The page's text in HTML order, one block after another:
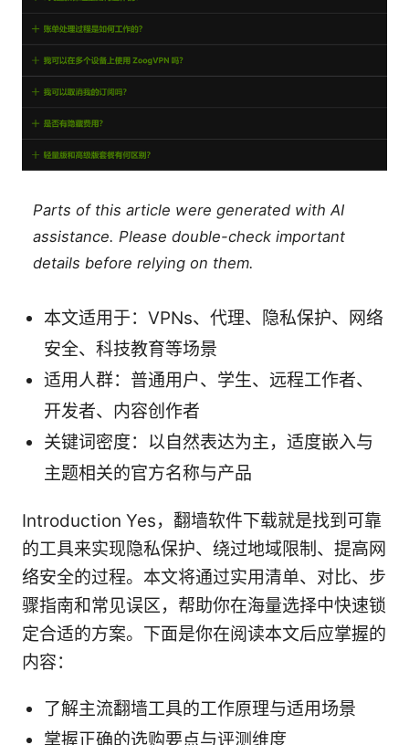
Parts of this article were generated with AI
assistance. Please double-check important
details before relying on them.
本文适用于：VPNs、代理、隐私保护、网络
安全、科技教育等场景
适用人群：普通用户、学生、远程工作者、
开发者、内容创作者
关键词密度：以自然表达为主，适度嵌入与
主题相关的官方名称与产品
Introduction Yes，翻墙软件下载就是找到可靠
的工具来实现隐私保护、绕过地域限制、提高网
络安全的过程。本文将通过实用清单、对比、步
骤指南和常见误区，帮助你在海量选择中快速锁
定合适的方案。下面是你在阅读本文后应掌握的
内容：
了解主流翻墙工具的工作原理与适用场景
掌握正确的选购要点与评测维度